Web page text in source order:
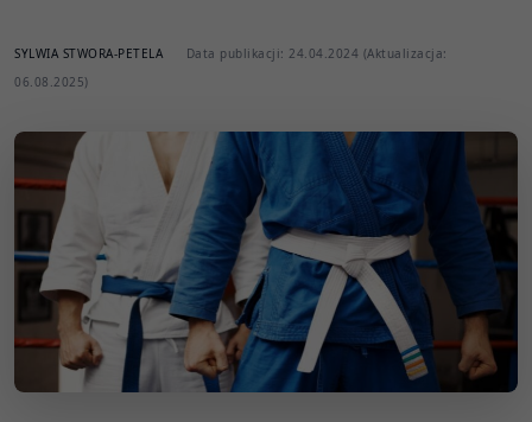
SYLWIA STWORA-PETELA
Data publikacji: 24.04.2024 (Aktualizacja:
06.08.2025)